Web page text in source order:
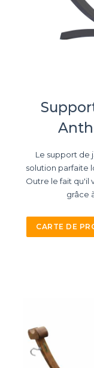
Le support de
solution parfaite
Outre le fait qu'il
grâce
CARTE DE